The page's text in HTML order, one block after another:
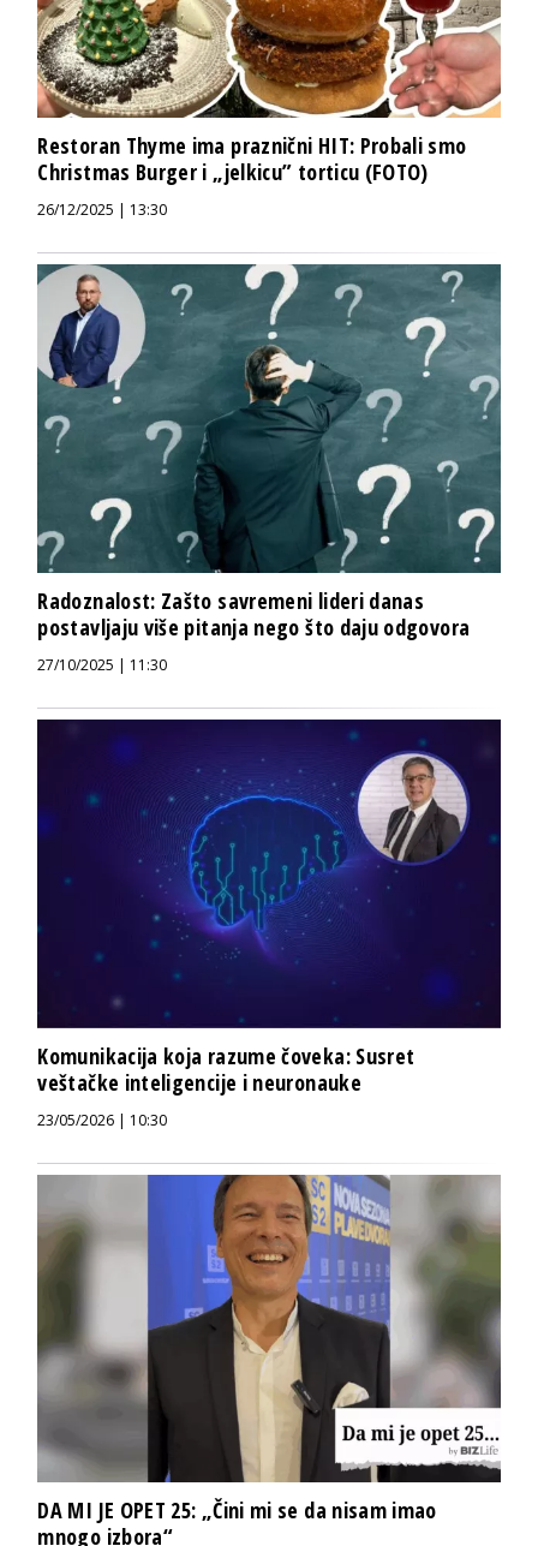
Restoran Thyme ima praznični HIT: Probali smo
Christmas Burger i „jelkicu” torticu (FOTO)
26/12/2025 | 13:30
Radoznalost: Zašto savremeni lideri danas
postavljaju više pitanja nego što daju odgovora
27/10/2025 | 11:30
Komunikacija koja razume čoveka: Susret
veštačke inteligencije i neuronauke
23/05/2026 | 10:30
DA MI JE OPET 25: „Čini mi se da nisam imao
mnogo izbora“